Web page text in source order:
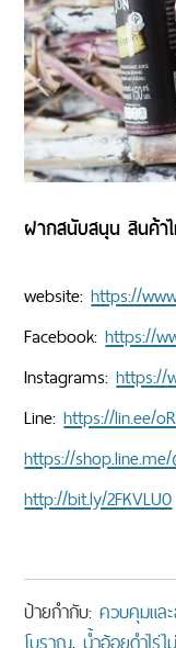
ฝากสนับสนุน สินค้า
website:https://
Facebook:https://
Instagrams:https://
Line:https://lin.ee/
https://
http://bit.ly/2FKVLU0
ป้ายกำกับ:ควบคุมแล